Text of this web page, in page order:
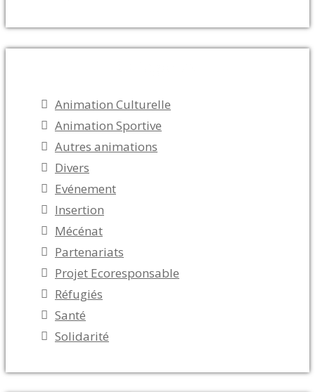
Animation Culturelle
Animation Sportive
Autres animations
Divers
Evénement
Insertion
Mécénat
Partenariats
Projet Ecoresponsable
Réfugiés
Santé
Solidarité